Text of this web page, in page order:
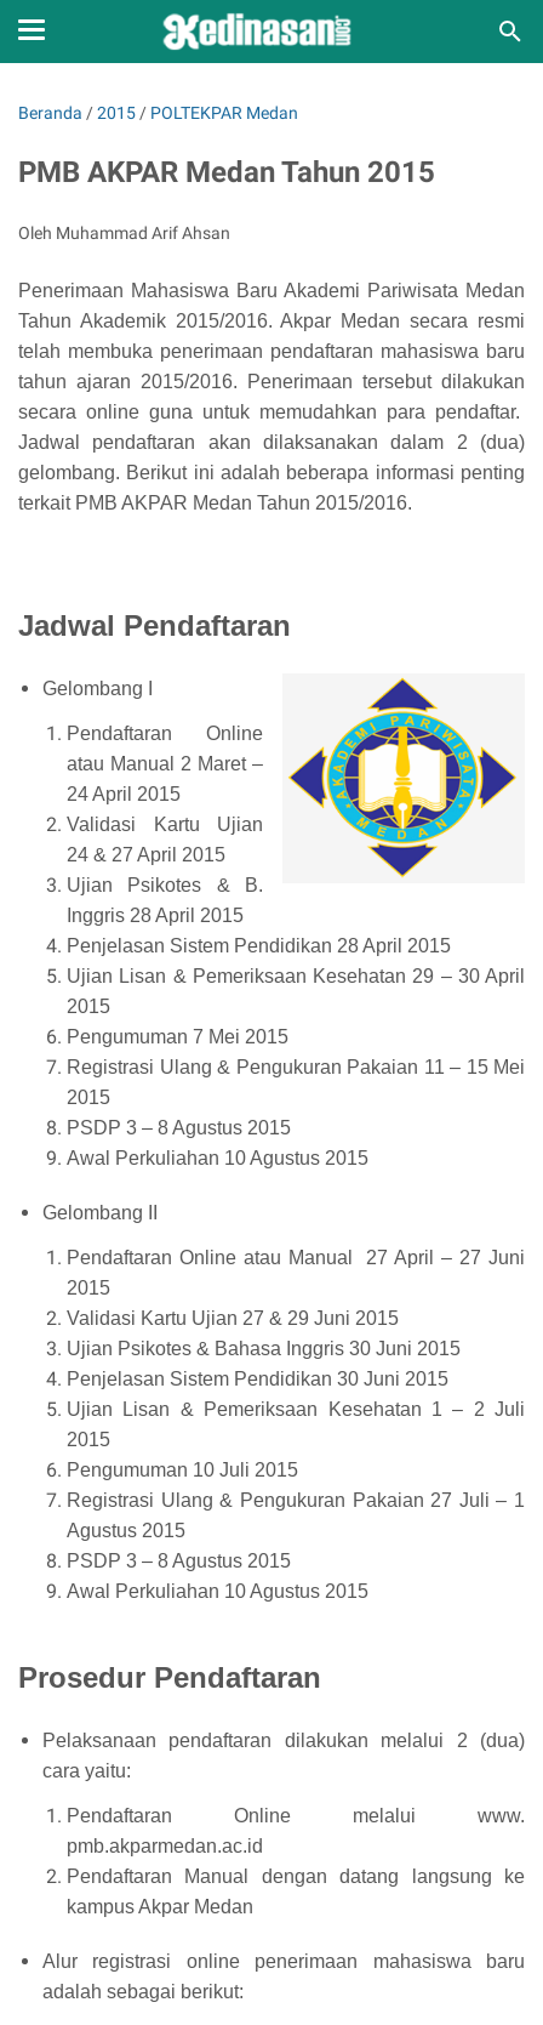
Beranda /2015 / POLTEKPAR Medan
PMB AKPAR Medan Tahun 2015
Oleh Muhammad Arif Ahsan
Penerimaan Mahasiswa Baru Akademi Pariwisata Medan
Tahun Akademik 2015/2016. Akpar Medan secara resmi
telah membuka penerimaan pendaftaran mahasiswa baru
tahun ajaran 2015/2016. Penerimaan tersebut dilakukan
secara online guna untuk memudahkan para pendaftar.
Jadwal pendaftaran akan dilaksanakan dalam 2 (dua)
gelombang. Berikut ini adalah beberapa informasi penting
terkait PMB AKPAR Medan Tahun 2015/2016.
Jadwal Pendaftaran
Gelombang I
Pendaftaran Online
atau Manual 2 Maret –
24 April 2015
Validasi Kartu Ujian
24 & 27 April 2015
Ujian Psikotes & B.
Inggris 28 April 2015
Penjelasan Sistem Pendidikan 28 April 2015
Ujian Lisan & Pemeriksaan Kesehatan 29 – 30 April
2015
Pengumuman 7 Mei 2015
Registrasi Ulang & Pengukuran Pakaian 11 – 15 Mei
2015
PSDP 3 – 8 Agustus 2015
Awal Perkuliahan 10 Agustus 2015
Gelombang II
Pendaftaran Online atau Manual 27 April – 27 Juni
2015
Validasi Kartu Ujian 27 & 29 Juni 2015
Ujian Psikotes & Bahasa Inggris 30 Juni 2015
Penjelasan Sistem Pendidikan 30 Juni 2015
Ujian Lisan & Pemeriksaan Kesehatan 1 – 2 Juli
2015
Pengumuman 10 Juli 2015
Registrasi Ulang & Pengukuran Pakaian 27 Juli – 1
Agustus 2015
PSDP 3 – 8 Agustus 2015
Awal Perkuliahan 10 Agustus 2015
Prosedur Pendaftaran
Pelaksanaan pendaftaran dilakukan melalui 2 (dua)
cara yaitu:
Pendaftaran Online melalui www.
pmb.akparmedan.ac.id
Pendaftaran Manual dengan datang langsung ke
kampus Akpar Medan
Alur registrasi online penerimaan mahasiswa baru
adalah sebagai berikut: